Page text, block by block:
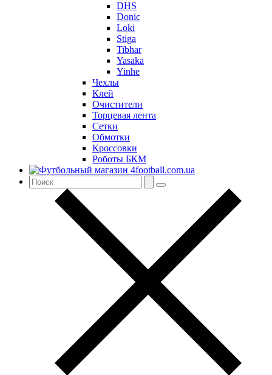
DHS
Donic
Loki
Stiga
Tibhar
Yasaka
Yinhe
Чехлы
Клей
Очистители
Торцевая лента
Сетки
Обмотки
Кроссовки
Роботы БКМ